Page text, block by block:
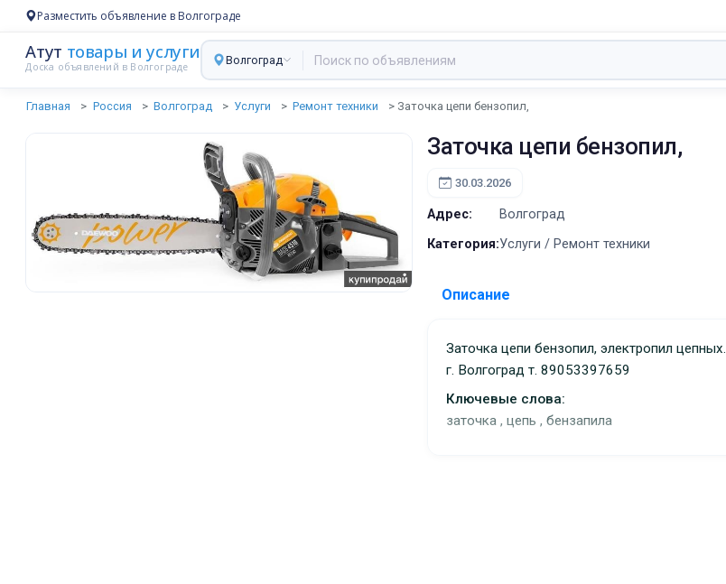
Разместить объявление в Волгограде
Атут товары и услуги
Доска объявлений в Волгограде
Волгоград
Главная Россия Волгоград Услуги Ремонт техники Заточка цепи бензопил,
Заточка цепи бензопил,
30.03.2026
Адрес:
Волгоград
Категория:Услуги / Ремонт техники
Описание
Заточка цепи бензопил, электропил цепных.
г. Волгоград т. 89053397659
Ключевые слова:
заточка , цепь , бензапила